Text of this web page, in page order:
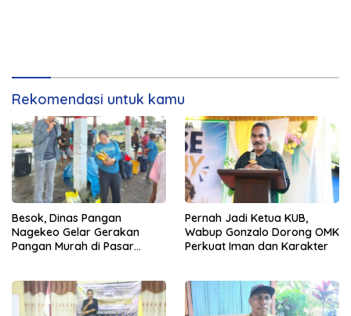
Rekomendasi untuk kamu
Besok, Dinas Pangan
Nagekeo Gelar Gerakan
Pangan Murah di Pasar
Pernah Jadi Ketua KUB,
Wabup Gonzalo Dorong OMK
Perkuat Iman dan Karakter